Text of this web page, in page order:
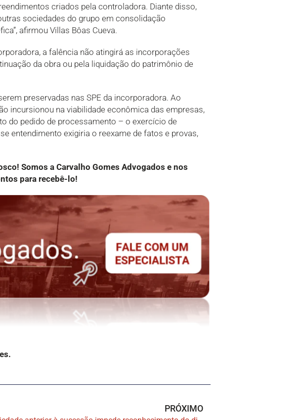
criados pela controladora. Diante disso,
sociedades do grupo em consolidação
afirmou Villas Bôas Cueva.
a falência não atingirá as incorporações
da obra ou pela liquidação do patrimônio de
preservadas nas SPE da incorporadora. Ao
incursionou na viabilidade econômica das empresas,
do pedido de processamento – o exercício de
entendimento exigiria o reexame de fatos e provas,
Somos a Carvalho Gomes Advogados e nos
para recebê-lo!
PRÓXIMO